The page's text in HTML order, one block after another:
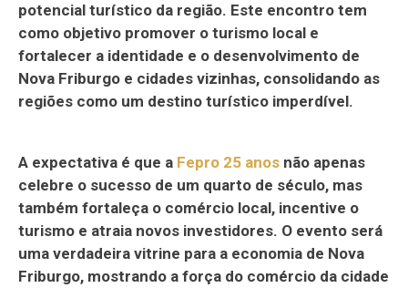
potencial turístico da região. Este encontro tem
como objetivo promover o turismo local e
fortalecer a identidade e o desenvolvimento de
Nova Friburgo e cidades vizinhas, consolidando as
regiões como um destino turístico imperdível.
A expectativa é que a Fepro 25 anos não apenas
celebre o sucesso de um quarto de século, mas
também fortaleça o comércio local, incentive o
turismo e atraia novos investidores. O evento será
uma verdadeira vitrine para a economia de Nova
Friburgo, mostrando a força do comércio da cidade